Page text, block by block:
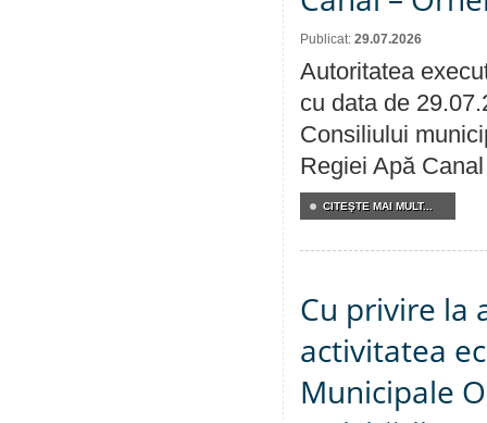
Publicat: 29.07.2026
Autoritatea
cu data de
Consiliului
Regiei Apă
CITEŞTE MAI MULT...
Cu privire la
activitatea
Municipale